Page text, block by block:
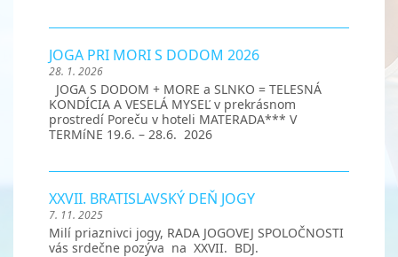
JOGA PRI MORI S DODOM 2026
28. 1. 2026
JOGA S DODOM + MORE a SLNKO = TELESNÁ
KONDÍCIA A VESELÁ MYSEĽ v prekrásnom
prostredí Poreču v hoteli MATERADA*** V
TERMíNE 19.6. – 28.6. 2026
XXVII. BRATISLAVSKÝ DEŇ JOGY
7. 11. 2025
Milí priaznivci jogy, RADA JOGOVEJ SPOLOČNOSTI
vás srdečne pozýva na XXVII. BDJ.